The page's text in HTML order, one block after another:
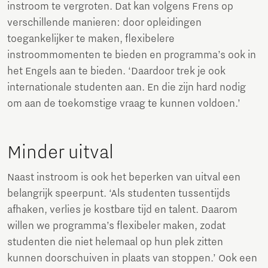
instroom te vergroten. Dat kan volgens Frens op
verschillende manieren: door opleidingen
toegankelijker te maken, flexibelere
instroommomenten te bieden en programma’s ook in
het Engels aan te bieden. ‘Daardoor trek je ook
internationale studenten aan. En die zijn hard nodig
om aan de toekomstige vraag te kunnen voldoen.’
Minder uitval
Naast instroom is ook het beperken van uitval een
belangrijk speerpunt. ‘Als studenten tussentijds
afhaken, verlies je kostbare tijd en talent. Daarom
willen we programma’s flexibeler maken, zodat
studenten die niet helemaal op hun plek zitten
kunnen doorschuiven in plaats van stoppen.’ Ook een